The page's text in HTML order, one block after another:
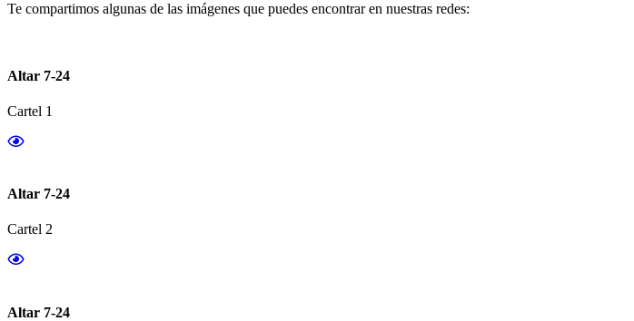
Te compartimos algunas de las imágenes que puedes encontrar en nuestras redes:
Altar 7-24
Cartel 1
Altar 7-24
Cartel 2
Altar 7-24